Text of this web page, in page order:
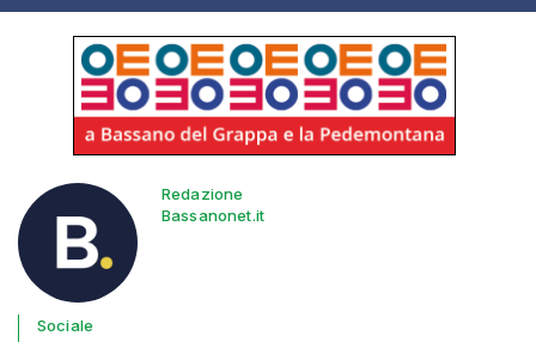
Redazione
Bassanonet.it
Sociale